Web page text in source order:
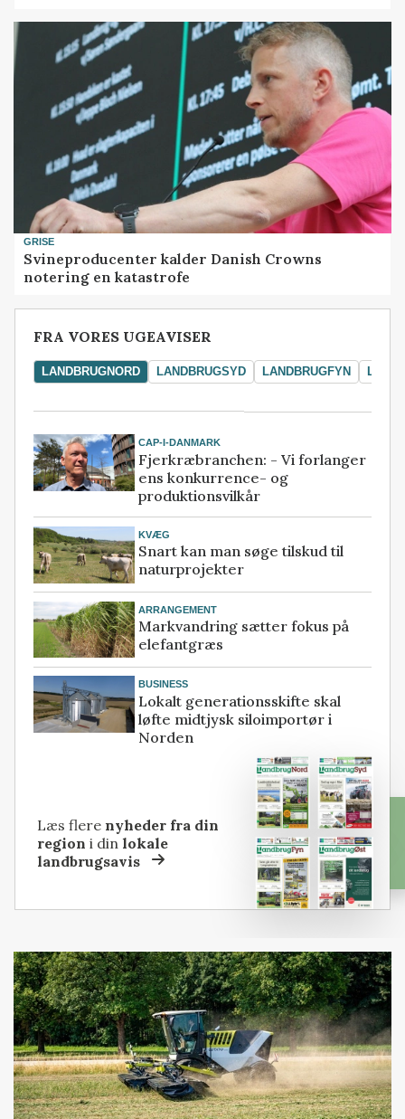
GRISE
Svineproducenter kalder Danish Crowns
notering en katastrofe
FRA VORES UGEAVISER
LANDBRUGNORD LANDBRUGSYD LANDBRUGFYN
CAP-I-DANMARK
Fjerkræbranchen: - Vi forlanger
ens konkurrence- og
produktionsvilkår
KVÆG
Snart kan man søge tilskud til
naturprojekter
ARRANGEMENT
Markvandring sætter fokus på
elefantgræs
BUSINESS
Lokalt generationsskifte skal
løfte midtjysk siloimportør i
Norden
Læs flere nyheder fra din
region i dinlokale
landbrugsavis